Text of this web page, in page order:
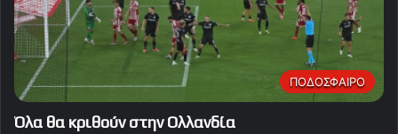
ΠΟΔΟΣΦΑΙΡΟ
Όλα θα κριθούν στην Ολλανδία